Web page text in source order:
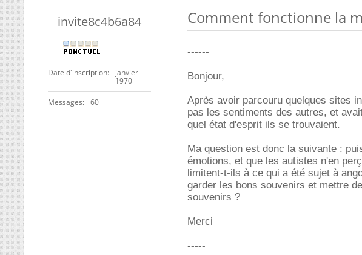
invite8c4b6a84
Date d'inscription
janvier
1970
Messages 60
Comment fonctionne la
------
Bonjour,
Après avoir parcouru quelques sites
pas les sentiments des autres, et
quel état d'esprit ils se trouvaient.
Ma question est donc la suivante :
émotions, et que les autistes n'en
limitent-t-ils à ce qui a été sujet à
garder les bons souvenirs et mettre
souvenirs ?
Merci
-----